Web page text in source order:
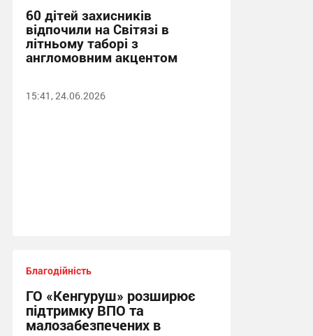
60 дітей захисників
відпочили на Світязі в
літньому таборі з
англомовним акцентом
15:41, 24.06.2026
Благодійність
ГО «Кенгуруш» розширює
підтримку ВПО та
малозабезпечених в